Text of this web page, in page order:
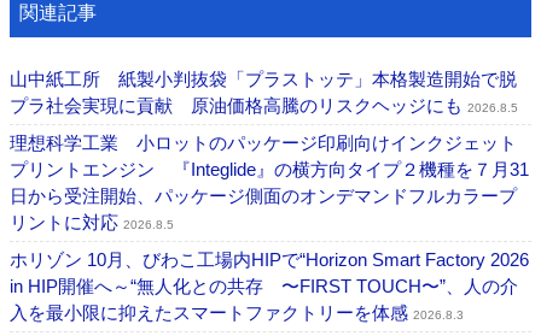
関連記事
山中紙工所 紙製小判抜袋「プラストッテ」本格製造開始で脱
プラ社会実現に貢献 原油価格高騰のリスクヘッジにも 2026.8.5
理想科学工業 小ロットのパッケージ印刷向けインクジェット
プリントエンジン 『Integlide』の横方向タイプ２機種を７月31
日から受注開始、パッケージ側面のオンデマンドフルカラープ
リントに対応 2026.8.5
ホリゾン 10月、びわこ工場内HIPで“Horizon Smart Factory 2026
in HIP開催へ～“無人化との共存 〜FIRST TOUCH〜”、人の介
入を最小限に抑えたスマートファクトリーを体感 2026.8.3